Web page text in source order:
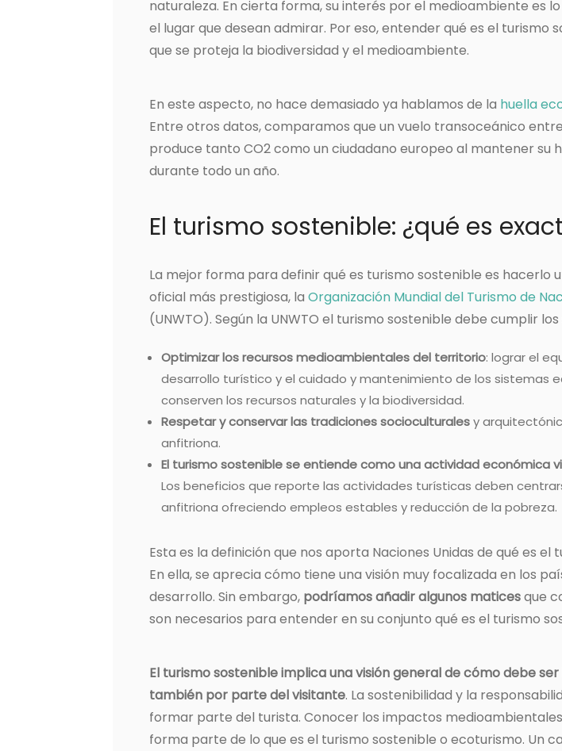
naturaleza. En cierta forma, su interés por el medioambiente es
el lugar que desean admirar. Por eso, entender qué es el turismo
que se proteja la biodiversidad y el medioambiente.
En este aspecto, no hace demasiado ya hablamos de la huella
Entre otros datos, comparamos que un vuelo transoceánico
produce tanto CO2 como un ciudadano europeo al mantener su
durante todo un año.
El turismo sostenible: ¿qué es
La mejor forma para definir qué es turismo sostenible es hacerlo
oficial más prestigiosa, la Organización Mundial del Turismo de
(UNWTO). Según la UNWTO el turismo sostenible debe cumplir
Optimizar los recursos medioambientales del territorio: lograr el
desarrollo turístico y el cuidado y mantenimiento de los sistemas
conserven los recursos naturales y la biodiversidad.
Respetar y conservar las tradiciones socioculturalesy
anfitriona.
El turismo sostenible se entiende como una actividad económica
Los beneficios que reporte las actividades turísticas deben
anfitriona ofreciendo empleos estables y reducción de la pobreza.
Esta es la definición que nos aporta Naciones Unidas de qué es el
En ella, se aprecia cómo tiene una visión muy focalizada en los
desarrollo. Sin embargo, podríamos añadir algunos maticesque
son necesarios para entender en su conjunto qué es el turismo
El turismo sostenible implica una visión general de cómo debe
también por parte del visitante. La sostenibilidad y la
formar parte del turista. Conocer los impactos
forma parte de lo que es el turismo sostenible o ecoturismo. Un